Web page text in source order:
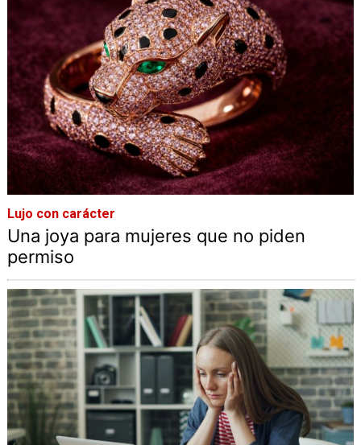
Lujo con carácter
Una joya para mujeres que no piden
permiso